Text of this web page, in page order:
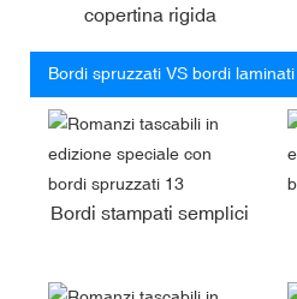
copertina rigida
Bordi spruzzati VS bordi laminati
Bordi stampati semplici